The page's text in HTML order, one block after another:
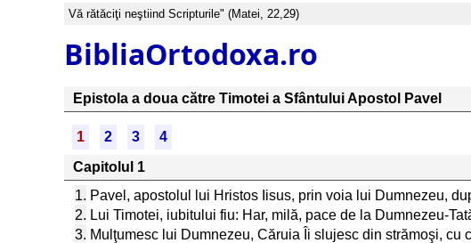
Vă rătăciţi neştiind Scripturile" (Matei, 22,29)
BibliaOrtodoxa.ro
Epistola a doua către Timotei a Sfântului Apostol Pavel
1 2 3
4
Capitolul 1
1. Pavel, apostolul lui Hristos Iisus, prin voia lui Dumnezeu,
2. Lui Timotei, iubitului fiu: Har, milă, pace de la Dumnezeu-
3. Mulţumesc lui Dumnezeu, Căruia Îi slujesc din strămoşi,